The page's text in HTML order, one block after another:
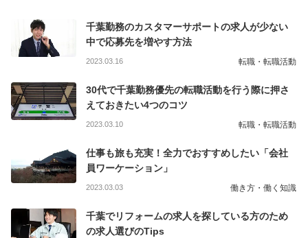
千葉勤務のカスタマーサポートの求人が少ない
中で応募先を増やす方法
2023.03.16 転職・転職活動
30代で千葉勤務優先の転職活動を行う際に押さ
えておきたい4つのコツ
2023.03.10 転職・転職活動
仕事も旅も充実！全力でおすすめしたい「会社
員ワーケーション」
2023.03.03 働き方・働く知識
千葉でリフォームの求人を探している方のため
の求人選びのTips